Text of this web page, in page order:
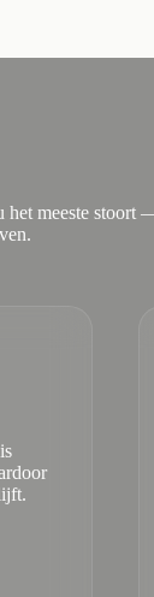
het meeste stoort